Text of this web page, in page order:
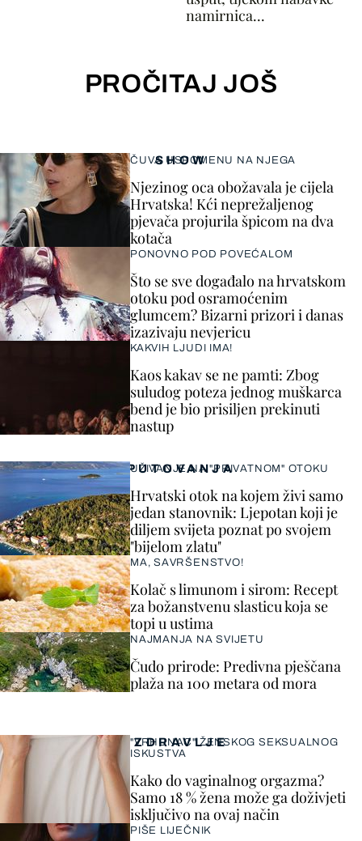
namirnica...
PROČITAJ JOŠ
SHOW
ČUVA USPOMENU NA NJEGA
Njezinog oca obožavala je cijela
Hrvatska! Kći neprežaljenog
pjevača projurila špicom na dva
kotača
PONOVNO POD POVEĆALOM
Što se sve događalo na hrvatskom
otoku pod osramoćenim
glumcem? Bizarni prizori i danas
izazivaju nevjericu
KAKVIH LJUDI IMA!
Kaos kakav se ne pamti: Zbog
suludog poteza jednog muškarca
bend je bio prisiljen prekinuti
nastup
ZDRAVLJE
"VRHUNAC" ŽENSKOG SEKSUALNOG
ISKUSTVA
Kako do vaginalnog orgazma?
Samo 18 % žena može ga doživjeti
isključivo na ovaj način
PIŠE LIJEČNIK
PUTOVANJA
UŽIVANJE NA "PRIVATNOM" OTOKU
Hrvatski otok na kojem živi samo
jedan stanovnik: Ljepotan koji je
diljem svijeta poznat po svojem
"bijelom zlatu"
MA, SAVRŠENSTVO!
Kolač s limunom i sirom: Recept
za božanstvenu slasticu koja se
topi u ustima
NAJMANJA NA SVIJETU
Čudo prirode: Predivna pješčana
plaža na 100 metara od mora